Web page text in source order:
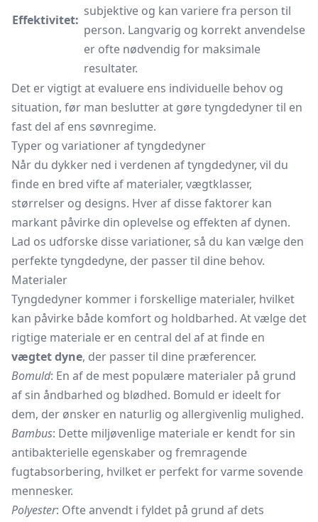
Effektivitet:
subjektive og kan variere fra person til
person. Langvarig og korrekt anvendelse
er ofte nødvendig for maksimale
resultater.
Det er vigtigt at evaluere ens individuelle behov og
situation, før man beslutter at gøre tyngdedyner til en
fast del af ens søvnregime.
Typer og variationer af tyngdedyner
Når du dykker ned i verdenen af tyngdedyner, vil du
finde en bred vifte af materialer, vægtklasser,
størrelser og designs. Hver af disse faktorer kan
markant påvirke din oplevelse og effekten af dynen.
Lad os udforske disse variationer, så du kan vælge den
perfekte tyngdedyne, der passer til dine behov.
Materialer
Tyngdedyner kommer i forskellige materialer, hvilket
kan påvirke både komfort og holdbarhed. At vælge det
rigtige materiale er en central del af at finde en
vægtet dyne, der passer til dine præferencer.
Bomuld: En af de mest populære materialer på grund
af sin åndbarhed og blødhed. Bomuld er ideelt for
dem, der ønsker en naturlig og allergivenlig mulighed.
Bambus: Dette miljøvenlige materiale er kendt for sin
antibakterielle egenskaber og fremragende
fugtabsorbering, hvilket er perfekt for varme sovende
mennesker.
Polyester: Ofte anvendt i fyldet på grund af dets